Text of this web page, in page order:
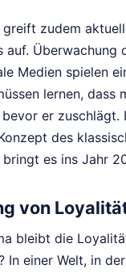
zudem
auf. Überwachung
Medien spielen
lernen, dass
er zuschlägt.
des
bringt es ins Jahr
von
bleibt die
In einer Welt, in